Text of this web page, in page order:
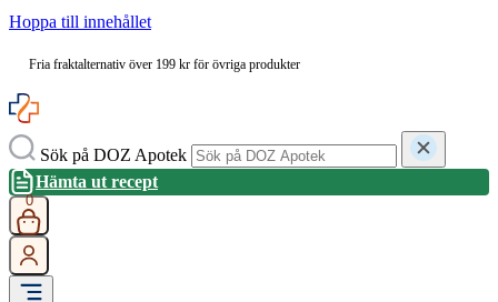
Hoppa till innehållet
Fria fraktalternativ över 199 kr för övriga produkter
Sök på DOZ Apotek
Hämta ut recept
0